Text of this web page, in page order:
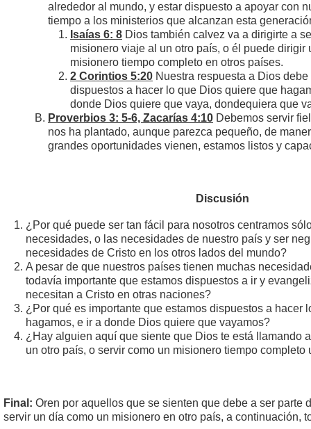
alrededor al mundo, y estar dispuesto a apoyar con
tiempo a los ministerios que alcanzan esta
Isaías 6: 8 Dios también calvez va a dirigirte a
misionero viaje al un otro país, o él puede dirigir
misionero tiempo completo en otros países.
2 Corintios 5:20 Nuestra respuesta a Dios debe
dispuestos a hacer lo que Dios quiere que
donde Dios quiere que vaya, dondequiera que
Proverbios 3: 5-6, Zacarías 4:10 Debemos servir
nos ha plantado, aunque parezca pequeño, de
grandes oportunidades vienen, estamos listos y
Discusión
¿Por qué puede ser tan fácil para nosotros centramos
necesidades, o las necesidades de nuestro país y ser
necesidades de Cristo en los otros lados del mundo?
A pesar de que nuestros países tienen muchas
todavía importante que estamos dispuestos a ir y
necesitan a Cristo en otras naciones?
¿Por qué es importante que estamos dispuestos a hacer
hagamos, e ir a donde Dios quiere que vayamos?
¿Hay alguien aquí que siente que Dios te está llamando
un otro país, o servir como un misionero tiempo
Final: Oren por aquellos que se sienten que debe a ser parte
servir un día como un misionero en otro país, a continuación,